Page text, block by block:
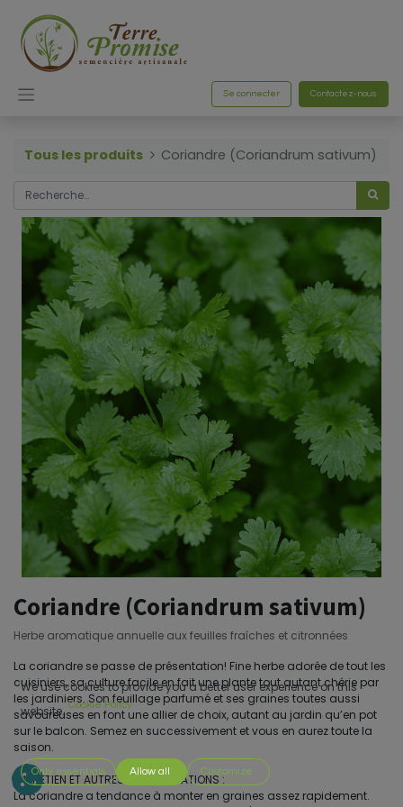
Se connecter Contactez-nous
Tous les produits Coriandre (Coriandrum sativum)
Coriandre (Coriandrum sativum)
Herbe aromatique annuelle aux feuilles fraîches et citronnées
La coriandre se passe de présentation! Fine herbe adorée de tout les
cuisiniers, sa culture facile en fait une plante tout autant chérie par
les jardiniers. Son feuillage parfumé et ses graines toutes aussi
savoureuses en font une allier de choix, autant au jardin qu’en pot
sur le balcon. Semez en successivement et vous en aurez toute la
saison.
ENTRETIEN ET AUTRES CONSIDÉRATIONS :
La coriandre a tendance à monter en graines assez rapidement.
We use cookies to provide you a better user experience on this
website. Cookie Policy
Only essentials Allow all Customize